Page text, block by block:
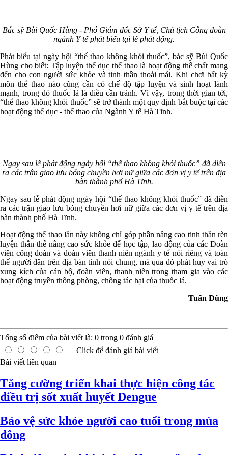
Bác sỹ Bùi Quốc Hùng - Phó Giám đốc Sở Y tế, Chủ tịch Công đoàn
ngành Y tế phát biểu tại lễ phát động.
Phát biểu tại ngày hội “thể thao không khói thuốc”, bác sỹ Bùi Quốc
Hùng cho biết: Tập luyện thể dục thể thao là hoạt động thể chất mang
đến cho con người sức khỏe và tinh thần thoải mái. Khi chơi bất kỳ
môn thể thao nào cũng cần có chế độ tập luyện và sinh hoạt lành
mạnh, trong đó thuốc lá là điều cần tránh. Vì vậy, trong thời gian tới,
“thể thao không khói thuốc” sẽ trở thành một quy định bắt buộc tại các
hoạt động thể dục - thể thao của Ngành Y tế Hà Tĩnh.
Ngay sau lễ phát động ngày hội “thể thao không khói thuốc” đã diễn
ra các trận giao lưu bóng chuyền hơi nữ giữa các đơn vị y tế trên địa
bàn thành phố Hà Tĩnh.
Ngay sau lễ phát động ngày hội “thể thao không khói thuốc” đã diễn
ra các trận giao lưu bóng chuyền hơi nữ giữa các đơn vị y tế trên địa
bàn thành phố Hà Tĩnh.
Hoạt động thể thao lần này không chỉ góp phần nâng cao tinh thần rèn
luyện thân thể nâng cao sức khỏe để học tập, lao động của các Đoàn
viên công đoàn và đoàn viên thanh niên ngành y tế nói riêng và toàn
thể người dân trên địa bàn tỉnh nói chung, mà qua đó phát huy vai trò
xung kích của cán bộ, đoàn viên, thanh niên trong tham gia vào các
hoạt động truyền thông phòng, chống tác hại của thuốc lá.
Tuấn Dũng
Tổng số điểm của bài viết là: 0 trong 0 đánh giá
Click để đánh giá bài viết
Bài viết liên quan
Tăng cường triển khai thực hiện công tác
điều trị sốt xuất huyết Dengue
Bảo vệ sức khỏe người cao tuổi trong mùa
đông